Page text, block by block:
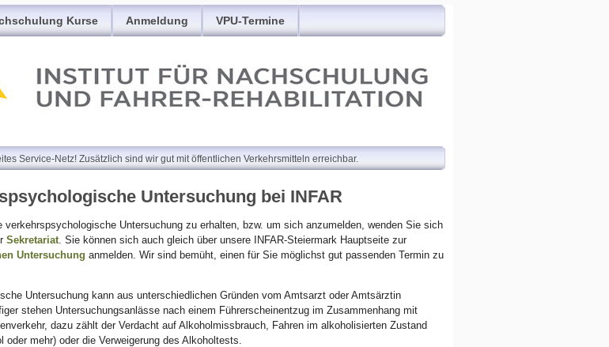
Kurse Anmeldung VPU-Termine
Service-Netz! Zusätzlich sind wir gut mit öffentlichen Verkehrsmitteln erreichbar.
Untersuchung bei INFAR
verkehrspsychologische Untersuchung zu erhalten, bzw. um sich anzumelden, wenden Sie sich
Sekretariat. Sie können sich auch gleich über unsere INFAR-Steiermark Hauptseite zur
Untersuchung anmelden. Wir sind bemüht, einen für Sie möglichst gut passenden Termin zu
Untersuchung kann aus unterschiedlichen Gründen vom Amtsarzt oder Amtsärztin
stehen Untersuchungsanlässe nach einem Führerscheinentzug im Zusammenhang mit
dazu zählt der Verdacht auf Alkoholmissbrauch, Fahren im alkoholisierten Zustand
oder mehr) oder die Verweigerung des Alkoholtests.